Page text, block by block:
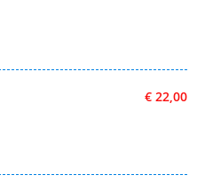
€ 22,00